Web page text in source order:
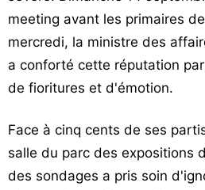
meeting avant les primaires
mercredi, la ministre des
a conforté cette réputation
de fioritures et d'émotion.
Face à cinq cents de ses
salle du parc des expositions
des sondages a pris soin